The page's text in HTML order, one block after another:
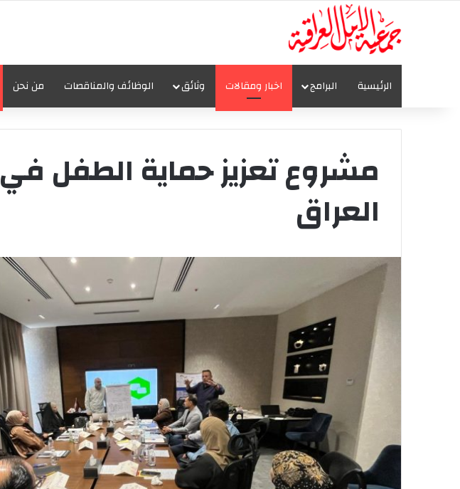
الرئيسية البرامج اخبار ومقالات وثائق الوظائف والمناقصات من نحن
مشروع تعزيز حماية الطفل في
العراق